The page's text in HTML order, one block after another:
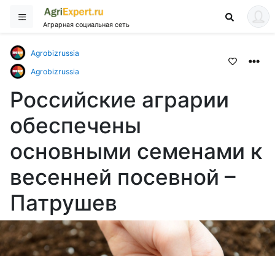
Аграрная социальная сеть
Agrobizrussia
Agrobizrussia
Российские аграрии
обеспечены
основными семенами к
весенней посевной –
Патрушев